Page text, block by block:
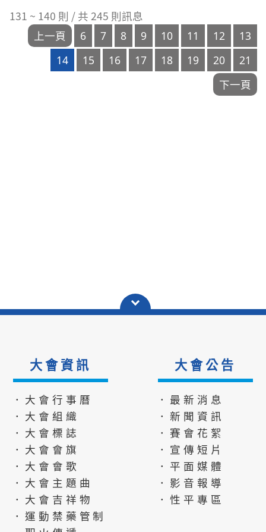
數
期
131 ~ 140 則 / 共 245 則訊息
大會資訊
．大會行事曆
．大會組織
．大會標誌
．大會會旗
．大會會歌
．大會主題曲
．大會吉祥物
．運動禁藥管制
大會公告
．最新消息
．新聞資訊
．賽會花絮
．宣傳短片
．平面媒體
．影音報導
．性平專區